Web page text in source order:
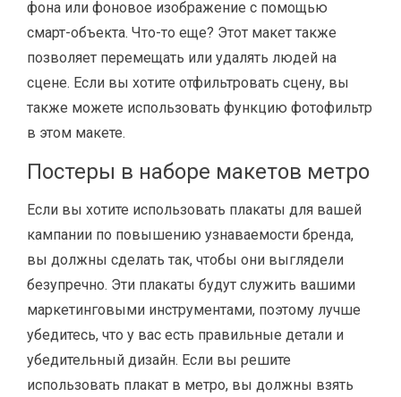
фона или фоновое изображение с помощью
смарт-объекта. Что-то еще? Этот макет также
позволяет перемещать или удалять людей на
сцене. Если вы хотите отфильтровать сцену, вы
также можете использовать функцию фотофильтр
в этом макете.
Постеры в наборе макетов метро
Если вы хотите использовать плакаты для вашей
кампании по повышению узнаваемости бренда,
вы должны сделать так, чтобы они выглядели
безупречно. Эти плакаты будут служить вашими
маркетинговыми инструментами, поэтому лучше
убедитесь, что у вас есть правильные детали и
убедительный дизайн. Если вы решите
использовать плакат в метро, ​​вы должны взять